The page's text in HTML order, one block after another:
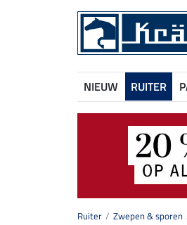
NIEUW RUITER
Ruiter Zwepen & sporen